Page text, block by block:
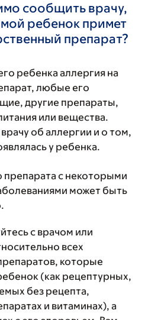
сообщить врачу,
ребенок примет
препарат?
ребенка аллергия на
любые его
другие препараты,
или вещества.
об аллергии и о том,
у ребенка.
препарата с некоторыми
может быть
с врачом или
всех
которые
(как рецептурных,
без рецепта,
и витаминах), а